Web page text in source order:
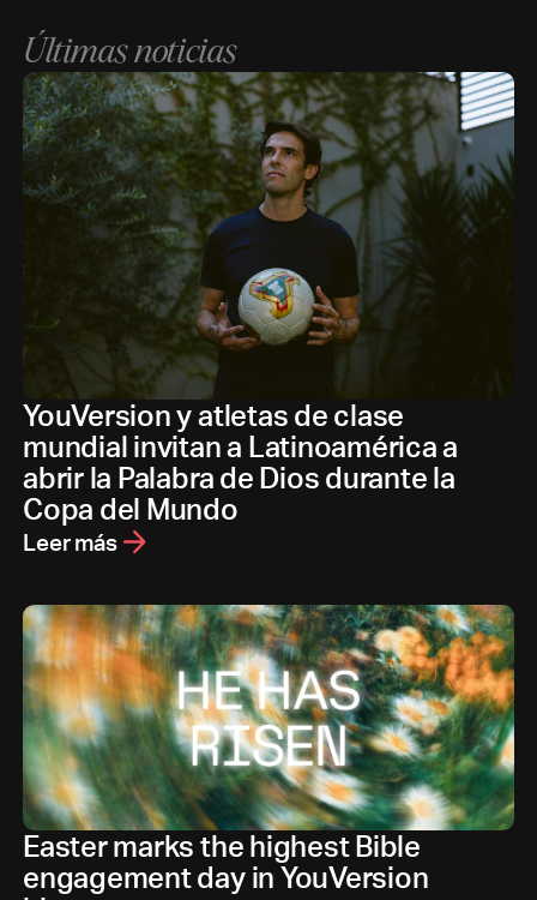
Últimas noticias
YouVersion y atletas de clase
mundial invitan a Latinoamérica a
abrir la Palabra de Dios durante la
Copa del Mundo
Leer más
Easter marks the highest Bible
engagement day in YouVersion